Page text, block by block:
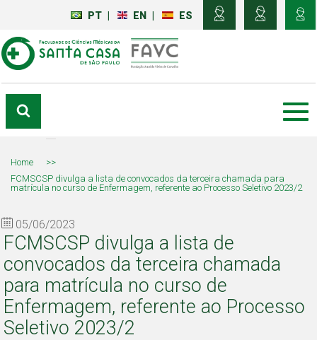
PT EN ES
Home
>>
FCMSCSP divulga a lista de convocados da terceira chamada para
matrícula no curso de Enfermagem, referente ao Processo Seletivo 2023/2
05/06/2023
FCMSCSP divulga a lista de
convocados da terceira chamada
para matrícula no curso de
Enfermagem, referente ao Processo
Seletivo 2023/2